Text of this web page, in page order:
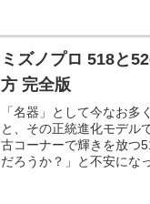
ミズノプロ 518と
方 完全版
「名器」として今なお
と、その正統進化モデル
古コーナーで輝きを放つ
だろうか？」と不安にな